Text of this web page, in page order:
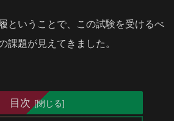
ということで、この試験を受けるべ
課題が見えてきました。
目次